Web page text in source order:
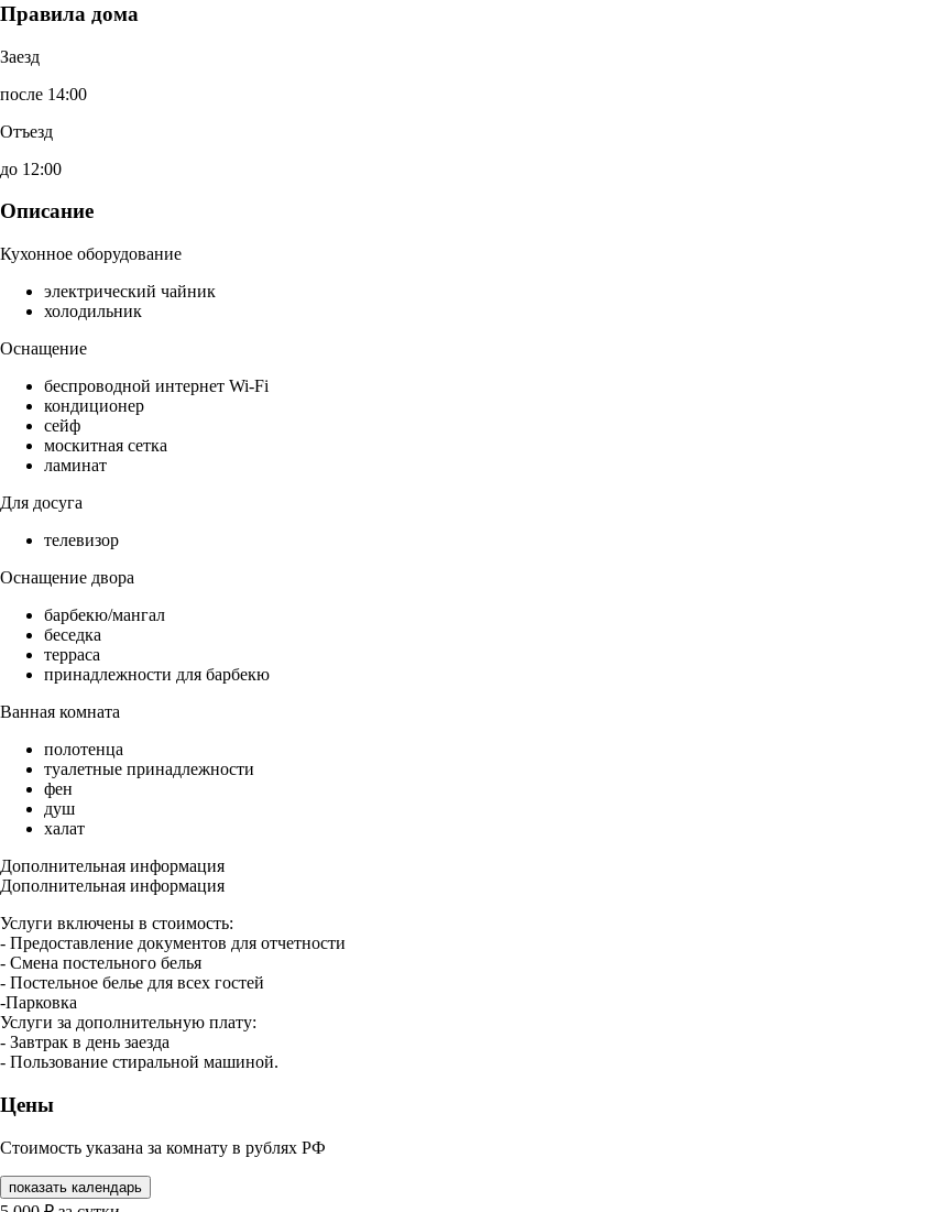
Правила дома
Заезд
после 14:00
Отъезд
до 12:00
Описание
Кухонное оборудование
электрический чайник
холодильник
Оснащение
беспроводной интернет Wi-Fi
кондиционер
сейф
москитная сетка
ламинат
Для досуга
телевизор
Оснащение двора
барбекю/мангал
беседка
терраса
принадлежности для барбекю
Ванная комната
полотенца
туалетные принадлежности
фен
душ
халат
Дополнительная информация
Дополнительная информация
Услуги включены в стоимость:
- Предоставление документов для отчетности
- Смена постельного белья
- Постельное белье для всех гостей
-Парковка
Услуги за дополнительную плату:
- Завтрак в день заезда
- Пользование стиральной машиной.
Цены
Стоимость указана за комнату в рублях РФ
показать календарь